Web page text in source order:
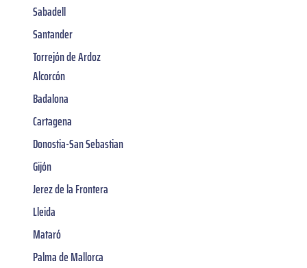
Sabadell
Santander
Torrejón de Ardoz
Alcorcón
Badalona
Cartagena
Donostia-San Sebastian
Gijón
Jerez de la Frontera
Lleida
Mataró
Palma de Mallorca